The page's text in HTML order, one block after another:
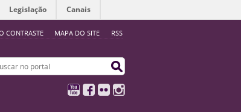
CONTRASTE MAPA DO SITE RSS
Legislação Canais
no portal
YouTubeFacebook
Flickr